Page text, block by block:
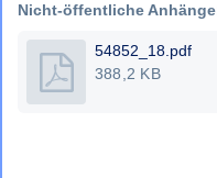
Nicht-öffentliche
54852_18.pdf
388,2 KB